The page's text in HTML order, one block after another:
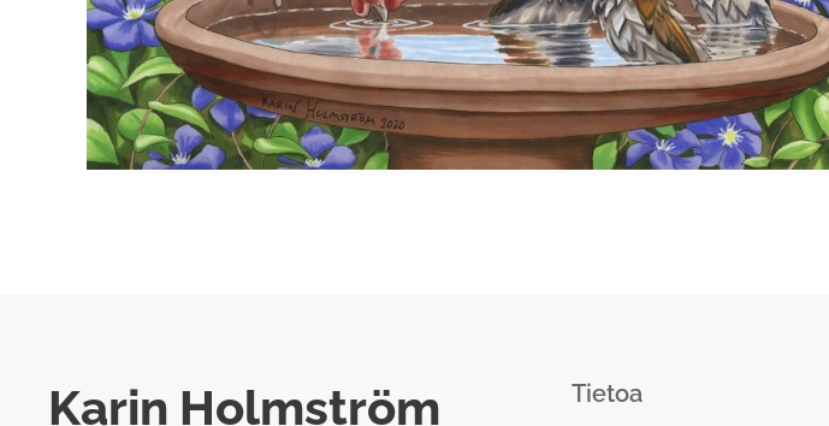
Karin Holmström Tietoa